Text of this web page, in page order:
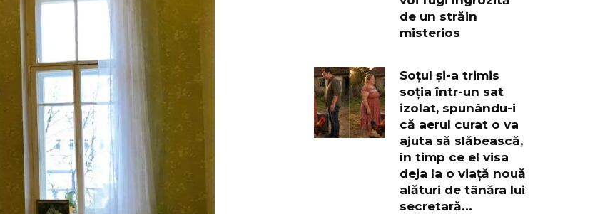
de un străin
misterios
Soțul și-a trimis
soția într-un sat
izolat, spunându-i
că aerul curat o va
ajuta să slăbească,
în timp ce el visa
deja la o viață nouă
alături de tânăra lui
secretară…